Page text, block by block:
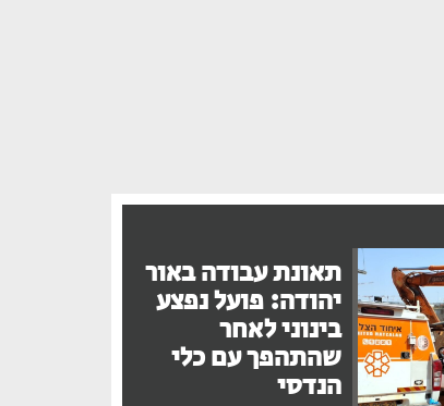
תאונת עבודה באור
יהודה: פועל נפצע
בינוני לאחר
שהתהפך עם כלי
הנדסי